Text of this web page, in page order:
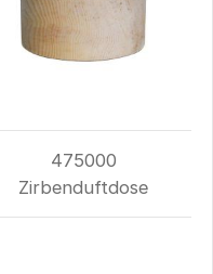
475000
Zirbenduftdose